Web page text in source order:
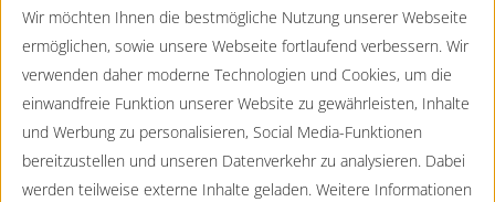
089 - 130744-0
089 - 130744-99
Praenatalmedizin@CTDE.EurofinsEU.com
Eurofins Humangenetik
Lochhamer Straße 15
D-82152 Planegg
durch
Optionen
zu
ESC
lehnt
Cookies
ab.
Wir möchten Ihnen die bestmögliche Nutzung unserer Webseite
ermöglichen, sowie unsere Webseite fortlaufend verbessern. Wir
verwenden daher moderne Technologien und Cookies, um die
einwandfreie Funktion unserer Website zu gewährleisten, Inhalte
und Werbung zu personalisieren, Social Media-Funktionen
bereitzustellen und unseren Datenverkehr zu analysieren. Dabei
werden teilweise externe Inhalte geladen. Weitere Informationen